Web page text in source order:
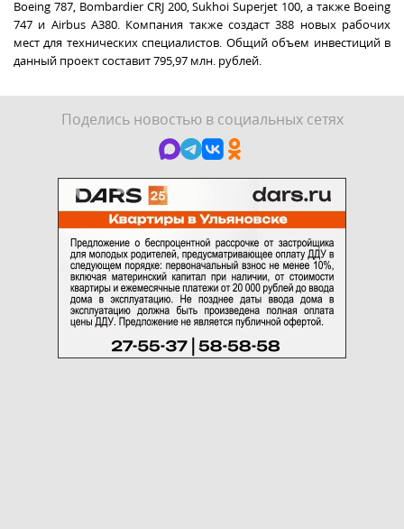
Boeing 787, Bombardier CRJ 200, Sukhoi Superjet 100, а также Boeing
747 и Airbus A380. Компания также создаст 388 новых рабочих
мест для технических специалистов. Общий объем инвестиций в
данный проект составит 795,97 млн. рублей.
Поделись новостью в социальных сетях